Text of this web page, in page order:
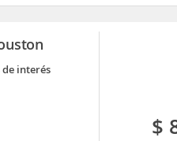
interés
$